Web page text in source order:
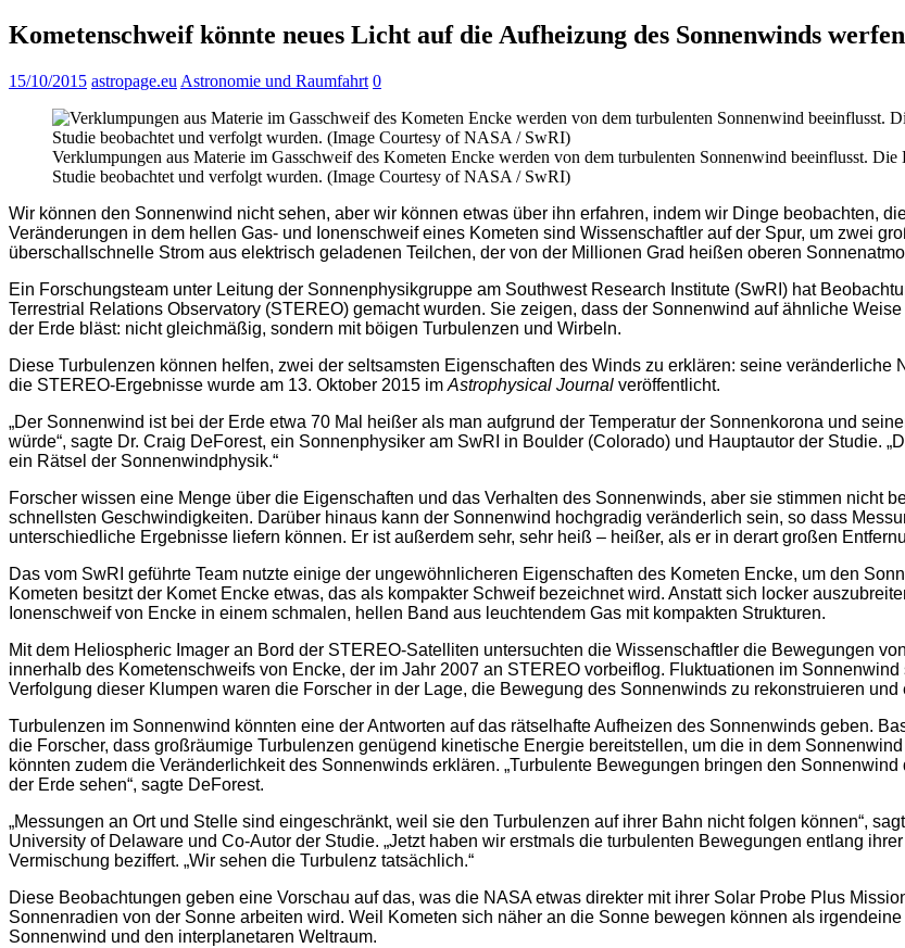
Kometenschweif könnte neues Licht auf die Aufheizung des Sonnenwinds werfen
15/10/2015 astropage.eu Astronomie und Raumfahrt 0
Verklumpungen aus Materie im Gasschweif des Kometen Encke werden von dem turbulenten Sonnenwind beeinflusst.
Studie beobachtet und verfolgt wurden. (Image Courtesy of NASA / SwRI)
Wir können den Sonnenwind nicht sehen, aber wir können etwas über ihn erfahren, indem wir Dinge beobachten,
Veränderungen in dem hellen Gas- und Ionenschweif eines Kometen sind Wissenschaftler auf der Spur, um zwei
überschallschnelle Strom aus elektrisch geladenen Teilchen, der von der Millionen Grad heißen oberen
Ein Forschungsteam unter Leitung der Sonnenphysikgruppe am Southwest Research Institute (SwRI) hat
Terrestrial Relations Observatory (STEREO) gemacht wurden. Sie zeigen, dass der Sonnenwind auf ähnliche
der Erde bläst: nicht gleichmäßig, sondern mit böigen Turbulenzen und Wirbeln.
Diese Turbulenzen können helfen, zwei der seltsamsten Eigenschaften des Winds zu erklären: seine veränderliche
die STEREO-Ergebnisse wurde am 13. Oktober 2015 im Astrophysical Journal veröffentlicht.
„Der Sonnenwind ist bei der Erde etwa 70 Mal heißer als man aufgrund der Temperatur der Sonnenkorona und
würde“, sagte Dr. Craig DeForest, ein Sonnenphysiker am SwRI in Boulder (Colorado) und Hauptautor der Studie.
ein Rätsel der Sonnenwindphysik.“
Forscher wissen eine Menge über die Eigenschaften und das Verhalten des Sonnenwinds, aber sie stimmen nicht
schnellsten Geschwindigkeiten. Darüber hinaus kann der Sonnenwind hochgradig veränderlich sein, so dass
unterschiedliche Ergebnisse liefern können. Er ist außerdem sehr, sehr heiß – heißer, als er in derart großen
Das vom SwRI geführte Team nutzte einige der ungewöhnlicheren Eigenschaften des Kometen Encke, um den
Kometen besitzt der Komet Encke etwas, das als kompakter Schweif bezeichnet wird. Anstatt sich locker
Ionenschweif von Encke in einem schmalen, hellen Band aus leuchtendem Gas mit kompakten Strukturen.
Mit dem Heliospheric Imager an Bord der STEREO-Satelliten untersuchten die Wissenschaftler die Bewegungen
innerhalb des Kometenschweifs von Encke, der im Jahr 2007 an STEREO vorbeiflog. Fluktuationen im
Verfolgung dieser Klumpen waren die Forscher in der Lage, die Bewegung des Sonnenwinds zu rekonstruieren
Turbulenzen im Sonnenwind könnten eine der Antworten auf das rätselhafte Aufheizen des Sonnenwinds geben.
die Forscher, dass großräumige Turbulenzen genügend kinetische Energie bereitstellen, um die in dem
könnten zudem die Veränderlichkeit des Sonnenwinds erklären. „Turbulente Bewegungen bringen den
der Erde sehen“, sagte DeForest.
„Messungen an Ort und Stelle sind eingeschränkt, weil sie den Turbulenzen auf ihrer Bahn nicht folgen können“,
University of Delaware und Co-Autor der Studie. „Jetzt haben wir erstmals die turbulenten Bewegungen entlang
Vermischung beziffert. „Wir sehen die Turbulenz tatsächlich.“
Diese Beobachtungen geben eine Vorschau auf das, was die NASA etwas direkter mit ihrer Solar Probe Plus
Sonnenradien von der Sonne arbeiten wird. Weil Kometen sich näher an die Sonne bewegen können als
Sonnenwind und den interplanetaren Weltraum.